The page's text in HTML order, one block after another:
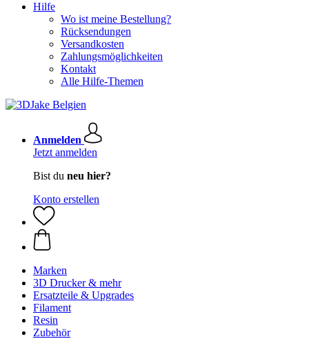
Hilfe
Wo ist meine Bestellung?
Rücksendungen
Versandkosten
Zahlungsmöglichkeiten
Kontakt
Alle Hilfe-Themen
Anmelden
Jetzt anmelden
Bist du neu hier?
Konto erstellen
Marken
3D Drucker & mehr
Ersatzteile & Upgrades
Filament
Resin
Zubehör